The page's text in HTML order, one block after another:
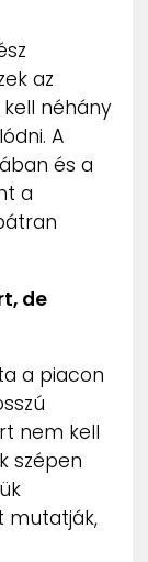
az
néhány
A
és a
a
de
a piacon
nem kell
szépen
mutatják,